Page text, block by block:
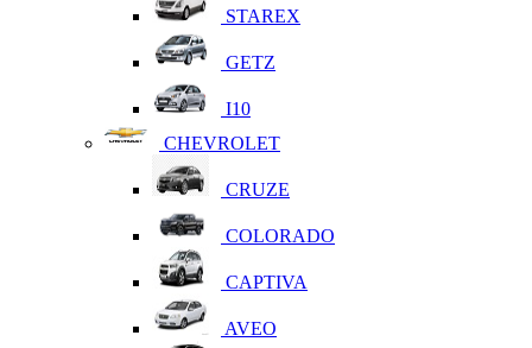
STAREX
GETZ
I10
CHEVROLET
CRUZE
COLORADO
CAPTIVA
AVEO